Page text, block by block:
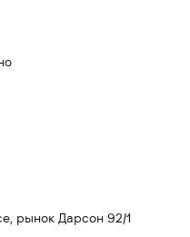
рынок Дарсон 92/1